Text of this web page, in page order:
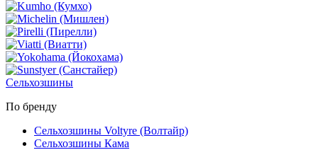
Сельхозшины
По бренду
Сельхозшины Voltyre (Волтайр)
Сельхозшины Кама